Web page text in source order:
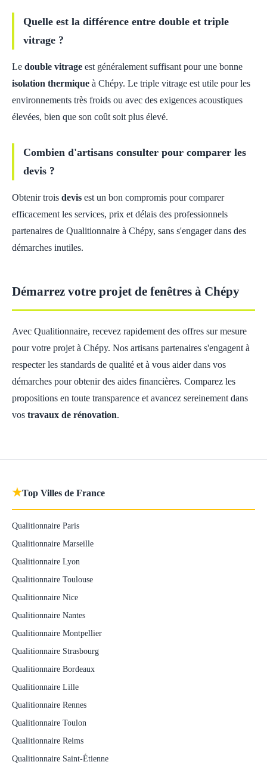
Quelle est la différence entre double et triple
vitrage ?
Le double vitrage est généralement suffisant pour une bonne
isolation thermique à Chépy. Le triple vitrage est utile pour les
environnements très froids ou avec des exigences acoustiques
élevées, bien que son coût soit plus élevé.
Combien d'artisans consulter pour comparer les
devis ?
Obtenir trois devis est un bon compromis pour comparer
efficacement les services, prix et délais des professionnels
partenaires de Qualitionnaire à Chépy, sans s'engager dans des
démarches inutiles.
Démarrez votre projet de fenêtres à Chépy
Avec Qualitionnaire, recevez rapidement des offres sur mesure
pour votre projet à Chépy. Nos artisans partenaires s'engagent à
respecter les standards de qualité et à vous aider dans vos
démarches pour obtenir des aides financières. Comparez les
propositions en toute transparence et avancez sereinement dans
vos travaux de rénovation.
★Top Villes de France
Qualitionnaire Paris
Qualitionnaire Marseille
Qualitionnaire Lyon
Qualitionnaire Toulouse
Qualitionnaire Nice
Qualitionnaire Nantes
Qualitionnaire Montpellier
Qualitionnaire Strasbourg
Qualitionnaire Bordeaux
Qualitionnaire Lille
Qualitionnaire Rennes
Qualitionnaire Toulon
Qualitionnaire Reims
Qualitionnaire Saint-Étienne